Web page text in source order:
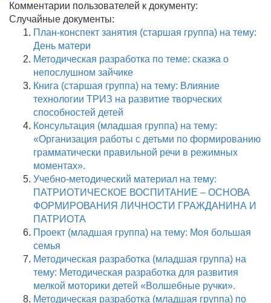
Комментарии пользователей к документу:
Случайные документы:
План-конспект занятия (старшая группа) на тему:
День матери
Методическая разработка по теме: сказка о
непослушном зайчике
Книга (старшая группа) на тему: Влияние
технологии ТРИЗ на развитие творческих
способностей детей
Консультация (младшая группа) на тему:
«Организация работы с детьми по формированию
грамматически правильной речи в режимных
моментах».
Учебно-методический материал на тему:
ПАТРИОТИЧЕСКОЕ ВОСПИТАНИЕ – ОСНОВА
ФОРМИРОВАНИЯ ЛИЧНОСТИ ГРАЖДАНИНА И
ПАТРИОТА
Проект (младшая группа) на тему: Моя большая
семья
Методическая разработка (младшая группа) на
тему: Методическая разработка для развития
мелкой моторики детей «Волшебные ручки».
Методическая разработка (младшая группа) по